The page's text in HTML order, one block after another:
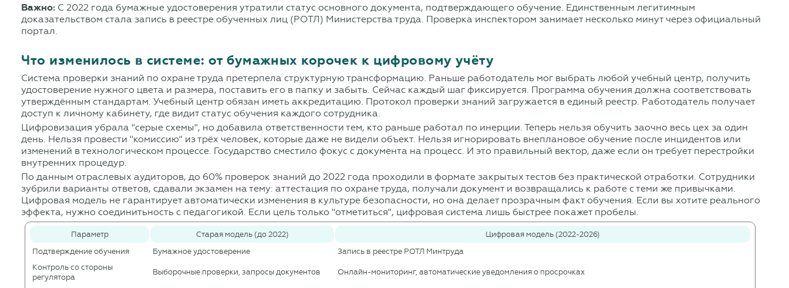
Важно: С 2022 года бумажные удостоверения утратили статус основного документа, подтверждающего обучение. Единственным легитимным
доказательством стала запись в реестре обученных лиц (РОТЛ) Министерства труда. Проверка инспектором занимает несколько минут через официальный
портал.
Что изменилось в системе: от бумажных корочек к цифровому учёту
Система проверки знаний по охране труда претерпела структурную трансформацию. Раньше работодатель мог выбрать любой учебный центр, получить
удостоверение нужного цвета и размера, поставить его в папку и забыть. Сейчас каждый шаг фиксируется. Программа обучения должна соответствовать
утверждённым стандартам. Учебный центр обязан иметь аккредитацию. Протокол проверки знаний загружается в единый реестр. Работодатель получает
доступ к личному кабинету, где видит статус обучения каждого сотрудника.
Цифровизация убрала "серые схемы", но добавила ответственности тем, кто раньше работал по инерции. Теперь нельзя обучить заочно весь цех за один
день. Нельзя провести "комиссию" из трёх человек, которые даже не видели объект. Нельзя игнорировать внеплановое обучение после инцидентов или
изменений в технологическом процессе. Государство сместило фокус с документа на процесс. И это правильный вектор, даже если он требует перестройки
внутренних процедур.
По данным отраслевых аудиторов, до 60% проверок знаний до 2022 года проходили в формате закрытых тестов без практической отработки. Сотрудники
зубрили варианты ответов, сдавали экзамен на тему:аттестация по охране труда, получали документ и возвращались к работе с теми же привычками.
Цифровая модель не гарантирует автоматически изменения в культуре безопасности, но она делает прозрачным факт обучения. Если вы хотите реального
эффекта, нужно соединитьность с педагогикой. Если цель только "отметиться", цифровая система лишь быстрее покажет пробелы.
Параметр Старая модель (до 2022)
Цифровая модель (2022-2026)
Подтверждение обучения
Бумажное удостоверение
Запись в реестре РОТЛ Минтруда
Контроль со стороны
регулятора
Выборочные проверки, запросы документов Онлайн-мониторинг, автоматические уведомления о просрочках